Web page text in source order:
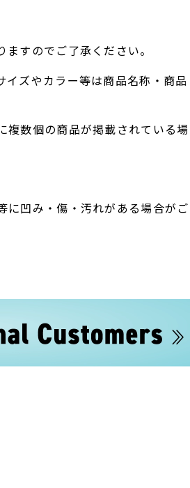
すのでご了承ください。
ズやカラー等は商品名称・商品
数個の商品が掲載されている場
凹み・傷・汚れがある場合がご